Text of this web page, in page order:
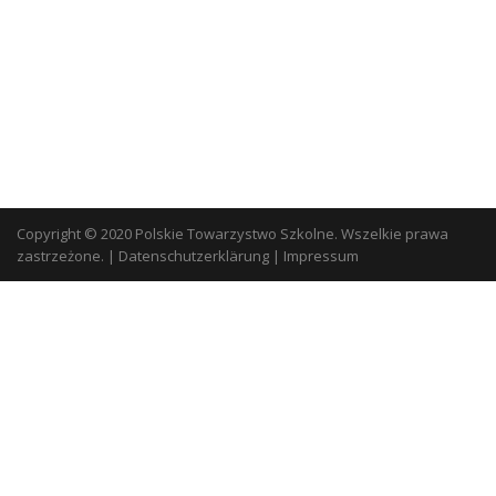
Copyright © 2020 Polskie Towarzystwo Szkolne. Wszelkie prawa
zastrzeżone. | Datenschutzerklärung | Impressum